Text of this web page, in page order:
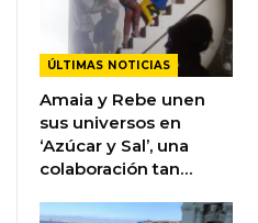
ÚLTIMAS NOTICIAS
Amaia y Rebe unen
sus universos en
‘Azúcar y Sal’, una
colaboración tan…